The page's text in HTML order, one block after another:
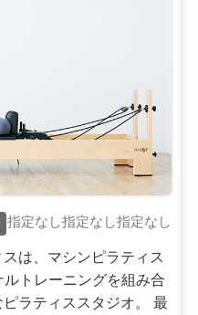
指定なし指定なし指定なし
は、マシンピラティス
トレーニングを組み合
ラティススタジオ。 最